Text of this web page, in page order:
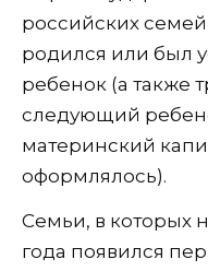
российских
родился или был
ребенок (а также
следующий
материнский
оформлялось).
Семьи, в которых
года появился